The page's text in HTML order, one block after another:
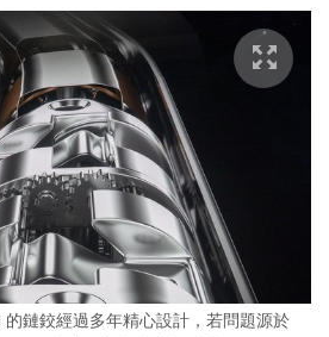
鏈鉸經過多年精心設計，若問題源於